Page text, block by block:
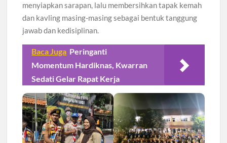
menyiapkan sarapan, lalu membersihkan tapak kemah
dan kavling masing-masing sebagai bentuk tanggung
jawab dan kedisiplinan.
Baca Juga Peringanti
Momentum Hardiknas, Kwarran
Sedati Gelar Rapat Kerja